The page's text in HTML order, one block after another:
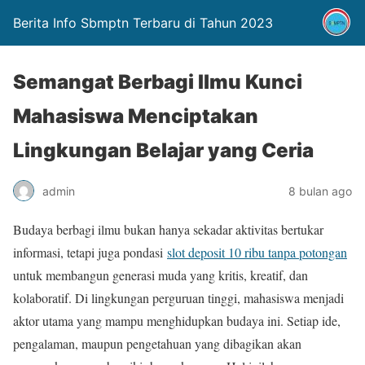
Berita Info Sbmptn Terbaru di Tahun 2023
Semangat Berbagi Ilmu Kunci
Mahasiswa Menciptakan
Lingkungan Belajar yang Ceria
admin 8 bulan ago
Budaya berbagi ilmu bukan hanya sekadar aktivitas bertukar
informasi, tetapi juga pondasi slot deposit 10 ribu tanpa potongan
untuk membangun generasi muda yang kritis, kreatif, dan
kolaboratif. Di lingkungan perguruan tinggi, mahasiswa menjadi
aktor utama yang mampu menghidupkan budaya ini. Setiap ide,
pengalaman, maupun pengetahuan yang dibagikan akan